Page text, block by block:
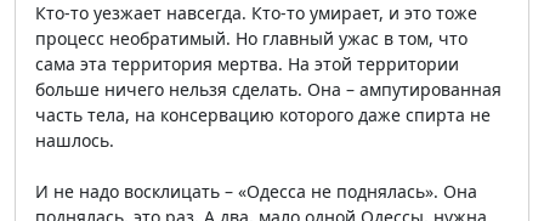
Кто-то уезжает навсегда. Кто-то умирает, и это тоже
процесс необратимый. Но главный ужас в том, что
сама эта территория мертва. На этой территории
больше ничего нельзя сделать. Она – ампутированная
часть тела, на консервацию которого даже спирта не
нашлось.
И не надо восклицать – «Одесса не поднялась». Она